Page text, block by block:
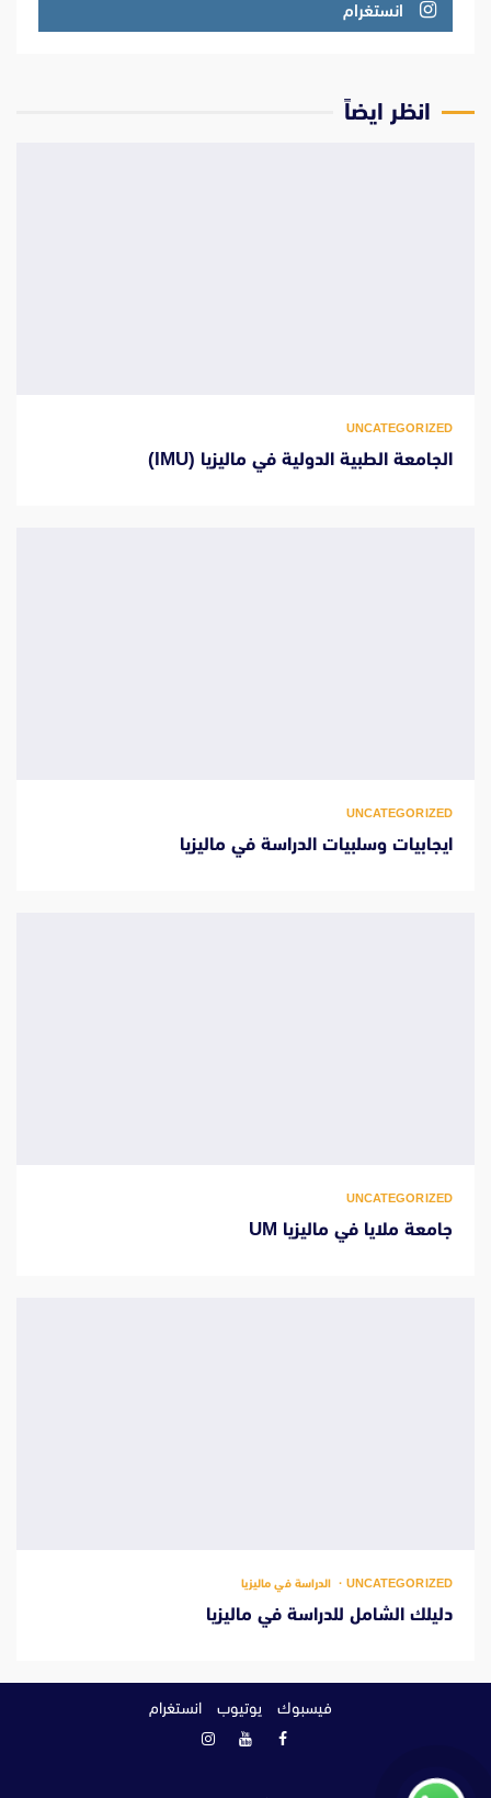
انستغرام
انظر ايضاً
UNCATEGORIZED
الجامعة الطبية الدولية في ماليزيا (IMU)
UNCATEGORIZED
ايجابيات وسلبيات الدراسة في ماليزيا
UNCATEGORIZED
جامعة ملايا في ماليزيا UM
UNCATEGORIZED الدراسة في ماليزيا
دليلك الشامل للدراسة في ماليزيا
فيسبوك يوتيوب انستغرام
فيسبوكيوتيوبانستغرام